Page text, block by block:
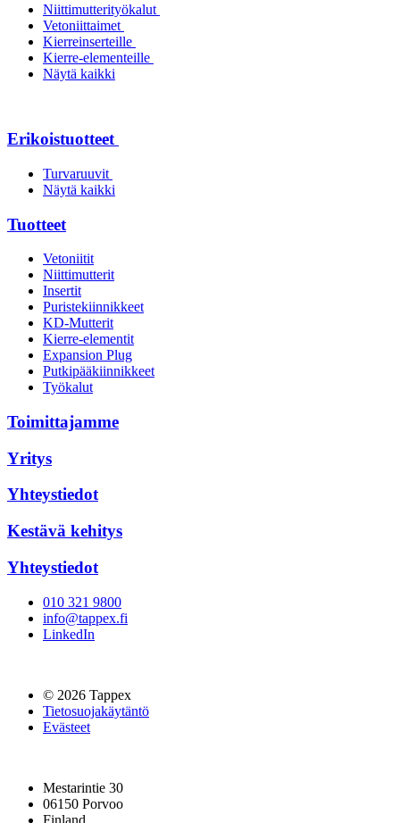
Niittimutterityökalut
Vetoniittaimet
Kierreinserteille
Kierre-elementeille
Näytä kaikki
Erikoistuotteet
Turvaruuvit
Näytä kaikki
Tuotteet
Vetoniitit
Niittimutterit
Insertit
Puristekiinnikkeet
KD-Mutterit
Kierre-elementit
Expansion Plug
Putkipääkiinnikkeet
Työkalut
Toimittajamme
Yritys
Yhteystiedot
Kestävä kehitys
Yhteystiedot
010 321 9800
info@tappex.fi
LinkedIn
© 2026 Tappex
Tietosuojakäytäntö
Evästeet
Mestarintie 30
06150 Porvoo
Finland